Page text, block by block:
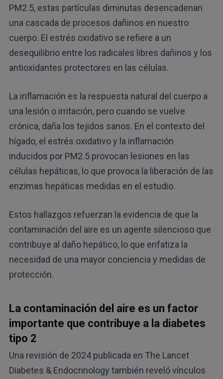
PM2.5, estas partículas diminutas desencadenan
una cascada de procesos dañinos en nuestro
cuerpo. El estrés oxidativo se refiere a un
desequilibrio entre los radicales libres dañinos y los
antioxidantes protectores en las células.
La inflamación es la respuesta natural del cuerpo a
una lesión o irritación, pero cuando se vuelve
crónica, daña los tejidos sanos. En el contexto del
hígado, el estrés oxidativo y la inflamación
inducidos por PM2.5 provocan lesiones en las
células hepáticas, lo que provoca la liberación de las
enzimas hepáticas medidas en el estudio.
Estos hallazgos refuerzan la evidencia de que la
contaminación del aire es un agente silencioso que
contribuye al daño hepático, lo que enfatiza la
necesidad de una mayor conciencia y medidas de
protección.
La contaminación del aire es un factor
importante que contribuye a la diabetes
tipo 2
Una revisión de 2024 publicada en The Lancet
Diabetes & Endocrinology también reveló vínculos